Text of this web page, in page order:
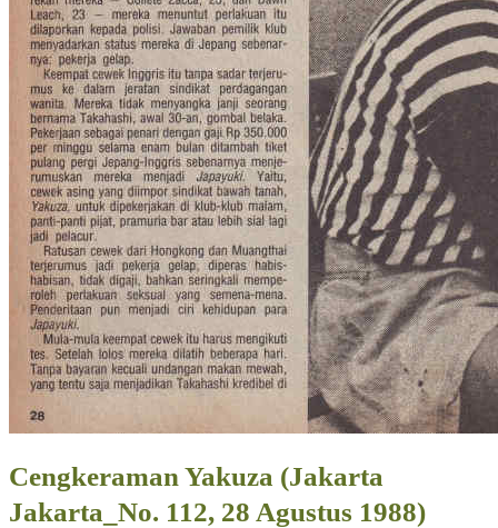
Cengkeraman Yakuza (Jakarta
Jakarta_No. 112, 28 Agustus 1988)